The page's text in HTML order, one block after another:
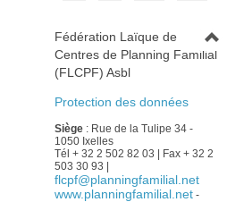
Fédération Laïque de
Centres de Planning Familial
(FLCPF) Asbl
Protection des données
Siège: Rue de la Tulipe 34 -
1050 Ixelles
Tél + 32 2 502 82 03 | Fax + 32 2
503 30 93 |
flcpf@planningfamilial.net
www.planningfamilial.net-